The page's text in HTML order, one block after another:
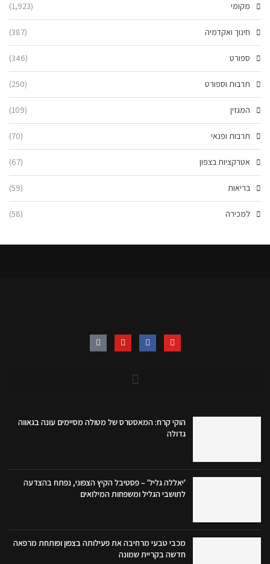
מקומי (1,923)
חינוך ואקדמיה (387)
ספורט (346)
תרבות וספורט (250)
המגזין (109)
תרבות ופנאי (70)
אטרקציות בצפון (67)
בריאות (59)
למכירה (58)
הוקי קרח: המאסטרס של מטולה מסיימים עונה בגאווה
גדולה
'יאללה גליל' – פסטיבל הקיץ הצפוני, נפתח בהצדעה
לתושבי הגליל ומשפחות המילואים
מכבי טבעי מרחיבה את פעילותה בצפון ופותחת מרפאה
חדשה בקריית שמונה